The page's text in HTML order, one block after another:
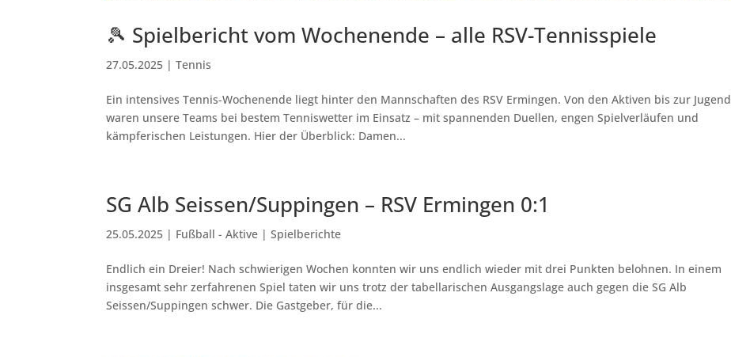
🎾 Spielbericht vom Wochenende – alle RSV-Tennisspiele
27.05.2025 |Tennis
Ein intensives Tennis-Wochenende liegt hinter den Mannschaften des RSV Ermingen. Von den Aktiven bis zur Jugend
waren unsere Teams bei bestem Tenniswetter im Einsatz – mit spannenden Duellen, engen Spielverläufen und
kämpferischen Leistungen. Hier der Überblick: Damen...
SG Alb Seissen/Suppingen – RSV Ermingen 0:1
25.05.2025 | Fußball - Aktive | Spielberichte
Endlich ein Dreier! Nach schwierigen Wochen konnten wir uns endlich wieder mit drei Punkten belohnen. In einem
insgesamt sehr zerfahrenen Spiel taten wir uns trotz der tabellarischen Ausgangslage auch gegen die SG Alb
Seissen/Suppingen schwer. Die Gastgeber, für die...